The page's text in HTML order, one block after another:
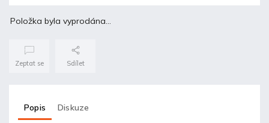
Položka byla vyprodána…
Zeptat se Sdílet
Popis Diskuze